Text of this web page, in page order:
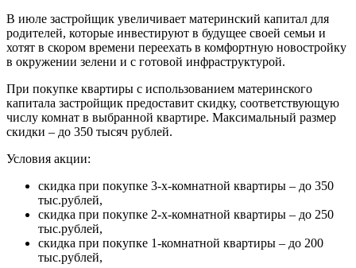
В июле застройщик увеличивает материнский капитал для
родителей, которые инвестируют в будущее своей семьи и
хотят в скором времени переехать в комфортную новостройку
в окружении зелени и с готовой инфраструктурой.
При покупке квартиры с использованием материнского
капитала застройщик предоставит скидку, соответствующую
числу комнат в выбранной квартире. Максимальный размер
скидки – до 350 тысяч рублей.
Условия акции:
скидка при покупке 3-х-комнатной квартиры – до 350
тыс.рублей,
скидка при покупке 2-х-комнатной квартиры – до 250
тыс.рублей,
скидка при покупке 1-комнатной квартиры – до 200
тыс.рублей,